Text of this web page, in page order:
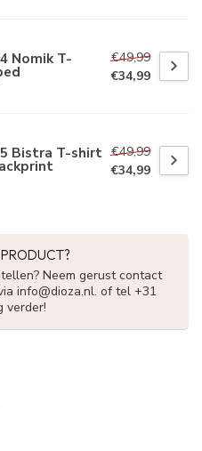
Nomik T-
€49,99
€34,99
Bistra T-shirt €49,99
€34,99
Neem gerust contact
info@dioza.nl. of tel +31
verder!